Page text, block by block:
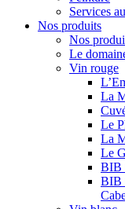
Services
Nos produits
Nos
Le
Vin rouge
La
Le
La
Le
BIB
BIB